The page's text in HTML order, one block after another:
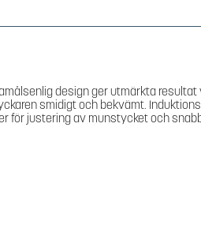
design ger utmärkta
smidigt och bekvämt.
för justering av munstycket och